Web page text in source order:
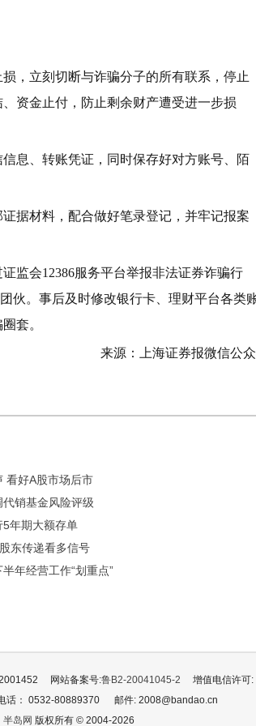
，立刻切断与诈骗分子的所有联系，停止
资金止付，防止剩余财产遭受进一步损
息、转账凭证，同时保存好对方账号、陌
据材料，配合做好笔录登记，并牢记报案
监会12386服务平台举报非法证券诈骗行
伙。事后及时修改银行卡、理财平台各类
套。
来源：上海证券报微信公
看好A股市场后市
销基金风险评级
5年期大额存单
东传递看多信号
年经营工作“划重点”
网站备案号:鲁B2-20041045-2
增值电信许可
话： 0532-80889370
邮件: 2008@bandao.cn
半岛网 版权所有 © 2004-2026